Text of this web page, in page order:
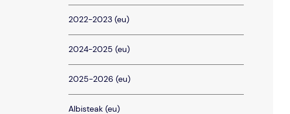
2022-2023 (eu)
2024-2025 (eu)
2025-2026 (eu)
Albisteak (eu)